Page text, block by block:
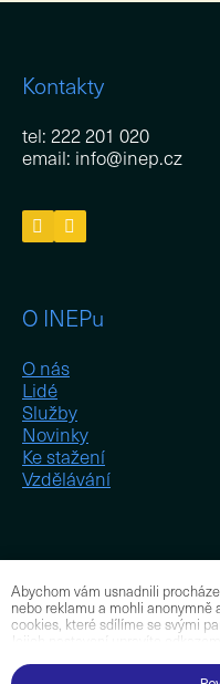
Kontakty
tel: 222 201 020
email: info@inep.cz
O INEPu
O nás
Lidé
Služby
Novinky
Ke stažení
Vzdělávání
Pro zaměstnance
Abychom vám usnadnili
nebo reklamu a mohli anonymně
cookies, které sdílíme se svými
Jejich nastavení upravíte
ochrany osobních údajů a